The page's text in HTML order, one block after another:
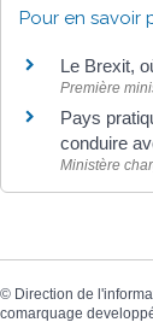
Pour en savoir
Le Brexit,
Première
Pays
conduire
Ministère
© Direction de
comarquage